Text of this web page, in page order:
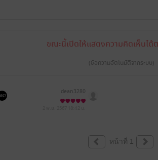
ขณะนี้เปิดให้แสดงความคิดเห็นได้
(ข้อความอัตโนมัติจากระบบ)
dean3280
หน้าที่ 1